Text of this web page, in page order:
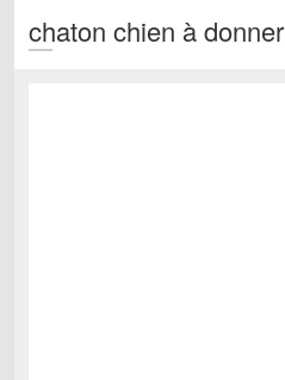
chaton chien à donner